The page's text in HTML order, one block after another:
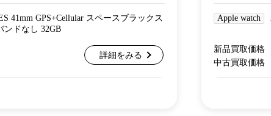
41mm GPS+Cellular スペースブラックス
ンドなし 32GB
詳細をみる
Apple watch
新品買取価格
中古買取価格